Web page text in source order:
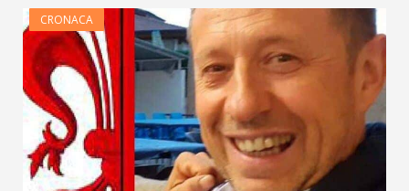
CRONACA